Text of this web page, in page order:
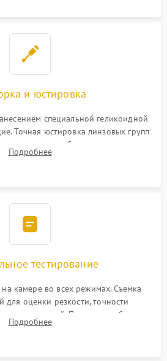
и юстировка
специальной геликоидной
Точная юстировка линзовых групп
способом для устранения
бэк
Подробнее
тестирование
камере во всех режимах. Съемка
для оценки резкости, точности
искажений. Проверка работы
значениях и тестирование
Подробнее